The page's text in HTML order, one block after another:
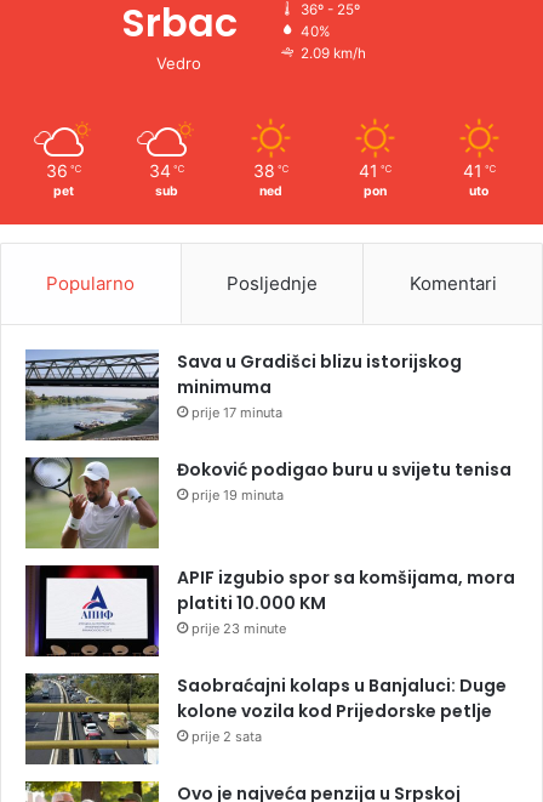
Srbac
Vedro
36º - 25º
40%
2.09 km/h
36 ℃
pet
34 ℃
sub
38 ℃
ned
41 ℃
pon
41 ℃
uto
Popularno Posljednje Komentari
Sava u Gradišci blizu istorijskog
minimuma
prije 17 minuta
Đoković podigao buru u svijetu tenisa
prije 19 minuta
APIF izgubio spor sa komšijama, mora
platiti 10.000 KM
prije 23 minute
Saobraćajni kolaps u Banjaluci: Duge
kolone vozila kod Prijedorske petlje
prije 2 sata
Ovo je najveća penzija u Srpskoj